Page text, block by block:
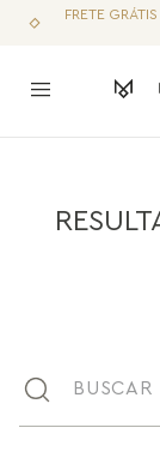
FRETE
Buscar